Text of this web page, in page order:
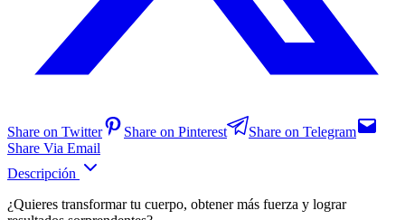
Share on Twitter Share on Pinterest
Share on Telegram
Share Via Email
Descripción
¿Quieres transformar tu cuerpo, obtener más fuerza y lograr